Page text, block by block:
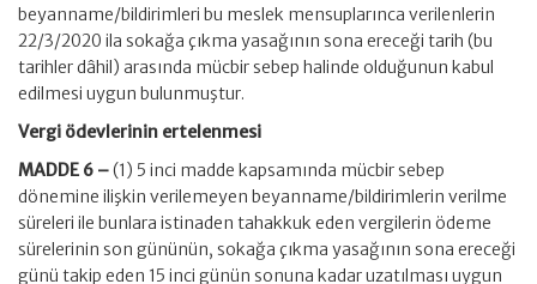
beyanname/bildirimleri bu meslek mensuplarınca verilenlerin
22/3/2020 ila sokağa çıkma yasağının sona ereceği tarih (bu
tarihler dâhil) arasında mücbir sebep halinde olduğunun kabul
edilmesi uygun bulunmuştur.
Vergi ödevlerinin ertelenmesi
MADDE 6 –(1) 5 inci madde kapsamında mücbir sebep
dönemine ilişkin verilemeyen beyanname/bildirimlerin verilme
süreleri ile bunlara istinaden tahakkuk eden vergilerin ödeme
sürelerinin son gününün, sokağa çıkma yasağının sona ereceği
günü takip eden 15 inci günün sonuna kadar uzatılması uygun